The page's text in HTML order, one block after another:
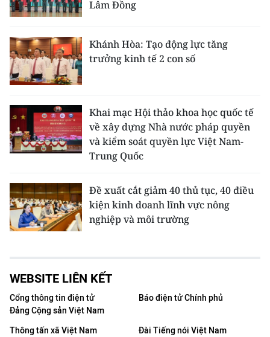
Lâm Đồng
Khánh Hòa: Tạo động lực tăng
trưởng kinh tế 2 con số
Khai mạc Hội thảo khoa học quốc tế
về xây dựng Nhà nước pháp quyền
và kiểm soát quyền lực Việt Nam-
Trung Quốc
Đề xuất cắt giảm 40 thủ tục, 40 điều
kiện kinh doanh lĩnh vực nông
nghiệp và môi trường
WEBSITE LIÊN KẾT
Cổng thông tin điện tử
Đảng Cộng sản Việt Nam
Báo điện tử Chính phủ
Thông tấn xã Việt Nam
Đài Tiếng nói Việt Nam